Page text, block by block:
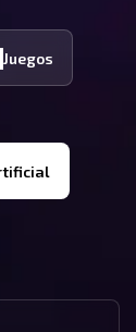
Juegos